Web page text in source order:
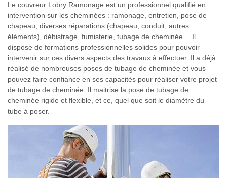
Le couvreur Lobry Ramonage est un professionnel qualifié en
intervention sur les cheminées : ramonage, entretien, pose de
chapeau, diverses réparations (chapeau, conduit, autres
éléments), débistrage, fumisterie, tubage de cheminée… Il
dispose de formations professionnelles solides pour pouvoir
intervenir sur ces divers aspects des travaux à effectuer. Il a déjà
réalisé de nombreuses poses de tubage de cheminée et vous
pouvez faire confiance en ses capacités pour réaliser votre projet
de tubage de cheminée. Il maitrise la pose de tubage de
cheminée rigide et flexible, et ce, quel que soit le diamètre du
tube à poser.